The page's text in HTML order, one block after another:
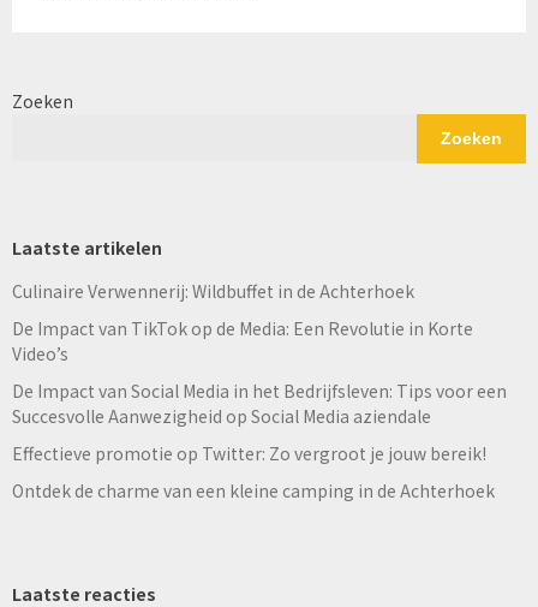
Zoeken
Zoeken
Laatste artikelen
Culinaire Verwennerij: Wildbuffet in de Achterhoek
De Impact van TikTok op de Media: Een Revolutie in Korte
Video’s
De Impact van Social Media in het Bedrijfsleven: Tips voor een
Succesvolle Aanwezigheid op Social Media aziendale
Effectieve promotie op Twitter: Zo vergroot je jouw bereik!
Ontdek de charme van een kleine camping in de Achterhoek
Laatste reacties